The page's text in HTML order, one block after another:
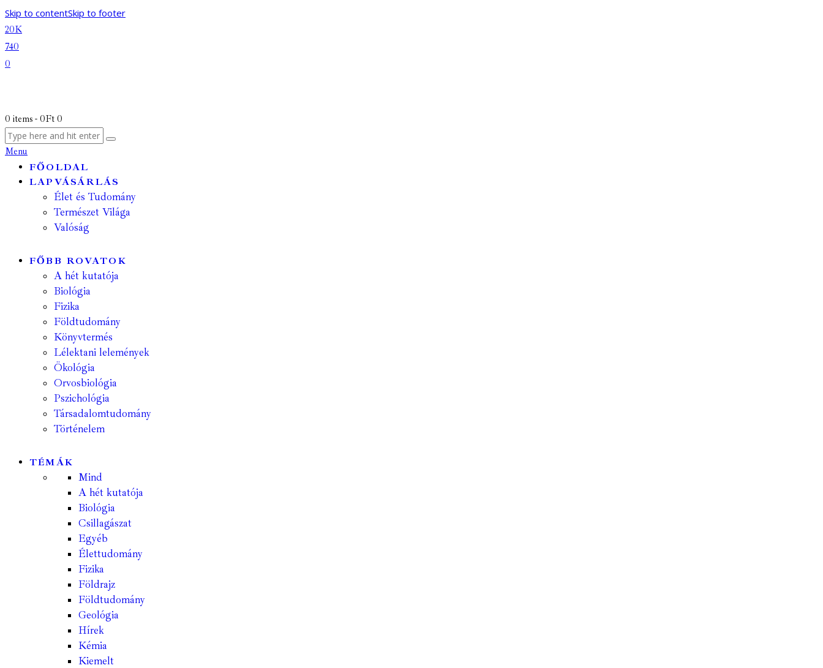
Skip to contentSkip to footer
20K
740
0
0 items - 0Ft 0
Menu
FŐOLDAL
LAPVÁSÁRLÁS
Élet és Tudomány
Természet Világa
Valóság
FŐBB ROVATOK
A hét kutatója
Biológia
Fizika
Földtudomány
Könyvtermés
Lélektani lelemények
Ökológia
Orvosbiológia
Pszichológia
Társadalomtudomány
Történelem
TÉMÁK
Mind
A hét kutatója
Biológia
Csillagászat
Egyéb
Élettudomány
Fizika
Földrajz
Földtudomány
Geológia
Hírek
Kémia
Kiemelt